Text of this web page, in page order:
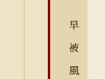
早
被
風